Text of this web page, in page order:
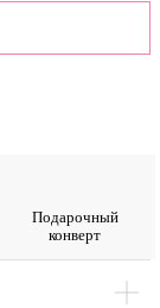
Подарочный
конверт